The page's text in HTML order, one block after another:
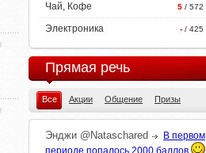
5 / 572
Чай, Кофе
- / 425
Электроника
Прямая речь
Все Акции Общение Призы
Энджи @Nataschared
В первом
периоде попалось 2000 баллов